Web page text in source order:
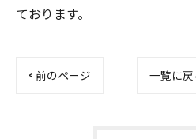
ております。
< 前のページ 一覧に戻